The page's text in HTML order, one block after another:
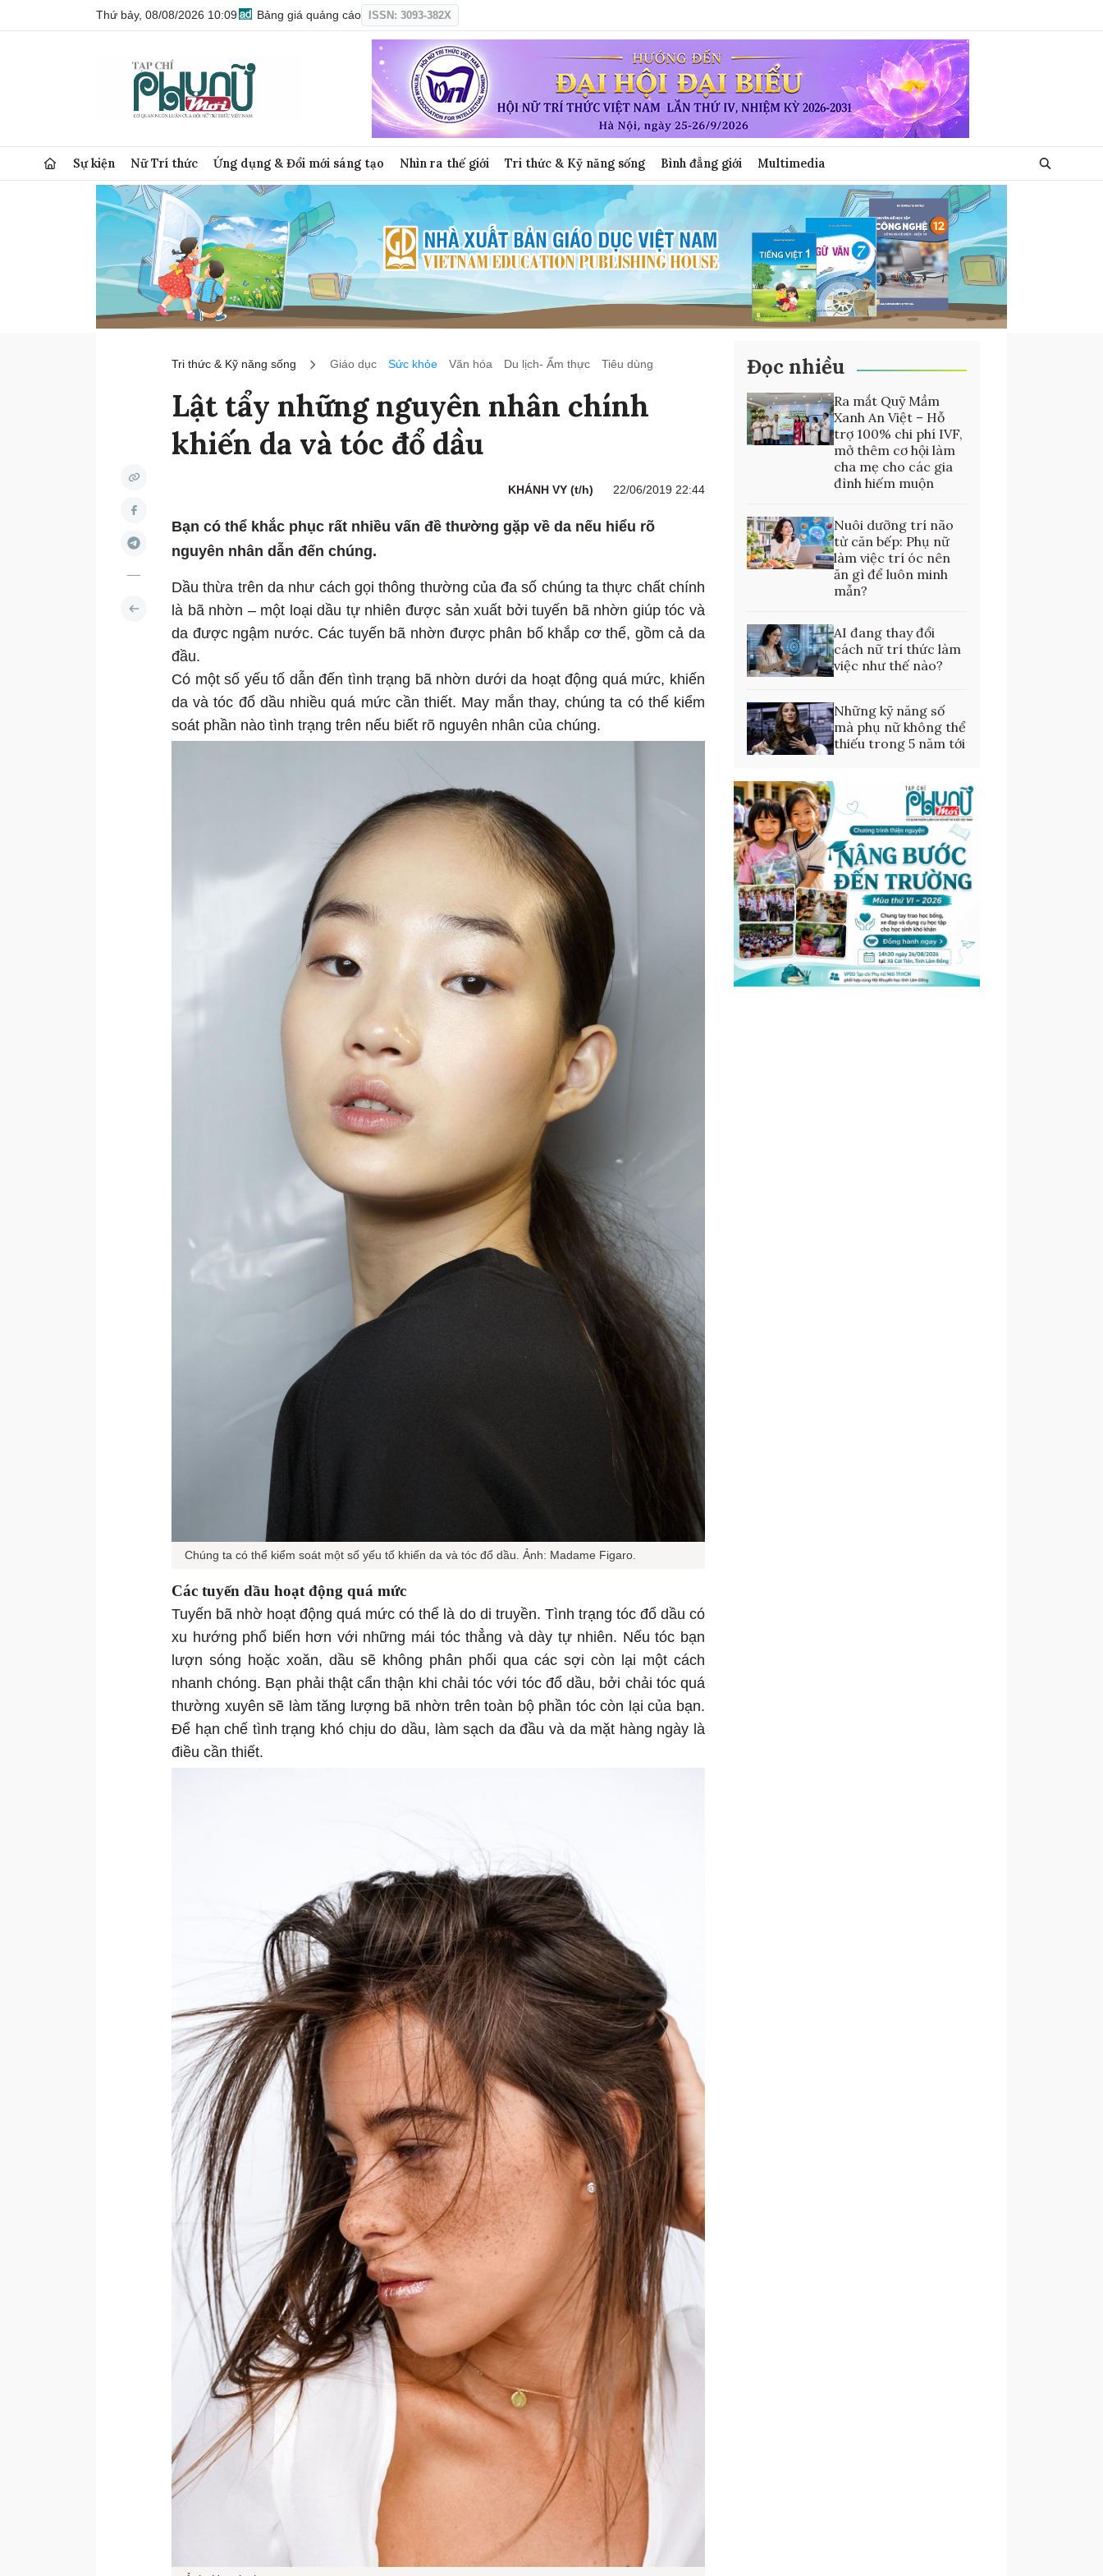
Thứ bảy, 08/08/2026 10:09 Bảng giá quảng cáo ISSN: 3093-382X
Sự kiện Nữ Trí thức Ứng dụng & Đổi mới sáng tạo Nhìn ra thế giới Tri thức & Kỹ năng sống Bình đẳng giới Multimedia
Tri thức & Kỹ năng sống Giáo dục Sức khỏe Văn hóa Du lịch- Ẩm thực Tiêu dùng
Lật tẩy những nguyên nhân chính
khiến da và tóc đổ dầu
KHÁNH VY (t/h) 22/06/2019 22:44
Bạn có thể khắc phục rất nhiều vấn đề thường gặp về da nếu hiểu rõ
nguyên nhân dẫn đến chúng.
Dầu thừa trên da như cách gọi thông thường của đa số chúng ta thực chất chính
là bã nhờn – một loại dầu tự nhiên được sản xuất bởi tuyến bã nhờn giúp tóc và
da được ngậm nước. Các tuyến bã nhờn được phân bố khắp cơ thể, gồm cả da
đầu.
Có một số yếu tố dẫn đến tình trạng bã nhờn dưới da hoạt động quá mức, khiến
da và tóc đổ dầu nhiều quá mức cần thiết. May mắn thay, chúng ta có thể kiểm
soát phần nào tình trạng trên nếu biết rõ nguyên nhân của chúng.
Chúng ta có thể kiểm soát một số yếu tố khiến da và tóc đổ dầu. Ảnh: Madame Figaro.
Các tuyến dầu hoạt động quá mức
Tuyến bã nhờ hoạt động quá mức có thể là do di truyền. Tình trạng tóc đổ dầu có
xu hướng phổ biến hơn với những mái tóc thẳng và dày tự nhiên. Nếu tóc bạn
lượn sóng hoặc xoăn, dầu sẽ không phân phối qua các sợi còn lại một cách
nhanh chóng. Bạn phải thật cẩn thận khi chải tóc với tóc đổ dầu, bởi chải tóc quá
thường xuyên sẽ làm tăng lượng bã nhờn trên toàn bộ phần tóc còn lại của bạn.
Để hạn chế tình trạng khó chịu do dầu, làm sạch da đầu và da mặt hàng ngày là
điều cần thiết.
Đọc nhiều
Ra mắt Quỹ Mầm
Xanh An Việt – Hỗ
trợ 100% chi phí IVF,
mở thêm cơ hội làm
cha mẹ cho các gia
đình hiếm muộn
Nuôi dưỡng trí não
từ căn bếp: Phụ nữ
làm việc trí óc nên
ăn gì để luôn minh
mẫn?
AI đang thay đổi
cách nữ trí thức làm
việc như thế nào?
Những kỹ năng số
mà phụ nữ không thể
thiếu trong 5 năm tới